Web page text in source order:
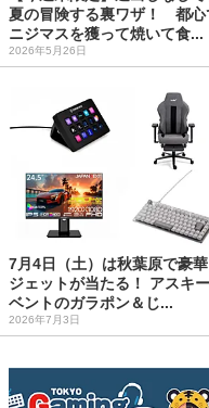
夏の冒険する裏ワザ！ 都心
ニジマスを獲って焼いて食...
2026年5月26日
7月4日（土）は秋葉原で豪
ジェットが当たる！ アスキ
ベントのガラポン＆じ...
2026年7月3日